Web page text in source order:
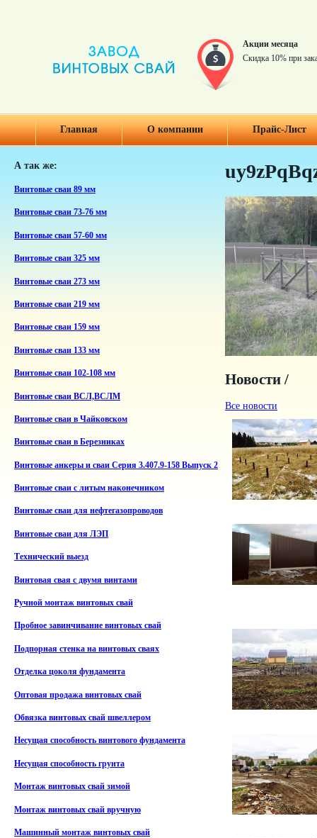
Акции месяца
Скидка 10% при
Главная О компании Прайс-Лист
А так же:
Винтовые сваи 89 мм
Винтовые сваи 73-76 мм
Винтовые сваи 57-60 мм
Винтовые сваи 325 мм
Винтовые сваи 273 мм
Винтовые сваи 219 мм
Винтовые сваи 159 мм
Винтовые сваи 133 мм
Винтовые сваи 102-108 мм
Винтовые сваи ВСЛ,ВСЛМ
Винтовые сваи в Чайковском
Винтовые сваи в Березниках
Винтовые анкеры и сваи Серия 3.407.9-158 Выпуск 2
Винтовые сваи с литым наконечником
Винтовые сваи для нефтегазопроводов
Винтовые сваи для ЛЭП
Технический выезд
Винтовая свая с двумя винтами
Ручной монтаж винтовых свай
Пробное завинчивание винтовых свай
Подпорная стенка на винтовых сваях
Отделка цоколя фундамента
Оптовая продажа винтовых свай
Обвязка винтовых свай швеллером
Несущая способность винтового фундамента
Несущая способность грунта
Монтаж винтовых свай зимой
Монтаж винтовых свай вручную
Машинный монтаж винтовых свай
Новости /
Все новости